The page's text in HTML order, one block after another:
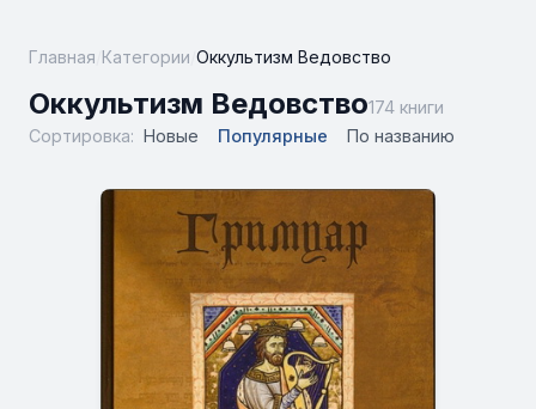
Главная Категории Оккультизм Ведовство
Оккультизм Ведовство174 книги
Сортировка: Новые Популярные По названию